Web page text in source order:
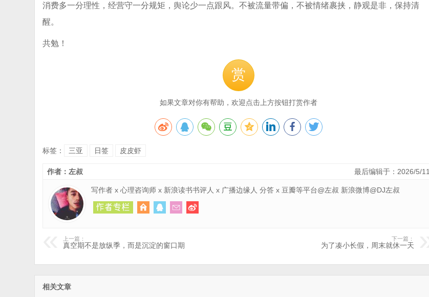
消费多一分理性，经营守一分规矩，舆论少一点跟风。不被流量带偏，不被情绪裹挟，静观是非，保持清
醒。
共勉！
赏
如果文章对你有帮助，欢迎点击上方按钮打赏作者
标签： 三亚 日签 皮皮虾
最后编辑于：2026/5/11
作者：左叔
写作者 x 心理咨询师 x 新浪读书书评人 x 广播边缘人 分答 x 豆瓣等平台@左叔 新浪微博@DJ左叔
上一篇：
真空期不是放纵季，而是沉淀的窗口期
下一篇：
为了凑小长假，周末就休一天
相关文章